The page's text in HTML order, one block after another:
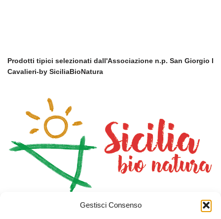
Gestisci Consenso
Prodotti tipici selezionati dall'Associazione n.p. San Giorgio I
Cavalieri-by SiciliaBioNatura
PIANTA CON NOI